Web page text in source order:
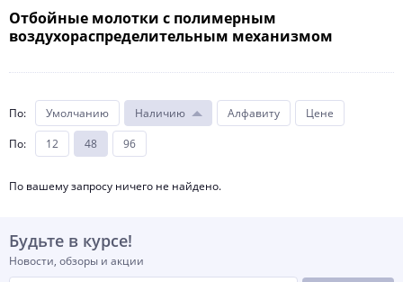
Отбойные молотки с полимерным
воздухораспределительным механизмом
По: Умолчанию Наличию Алфавиту
Цене
По: 12 48 96
По вашему запросу ничего не найдено.
Будьте в курсе!
Новости, обзоры и акции